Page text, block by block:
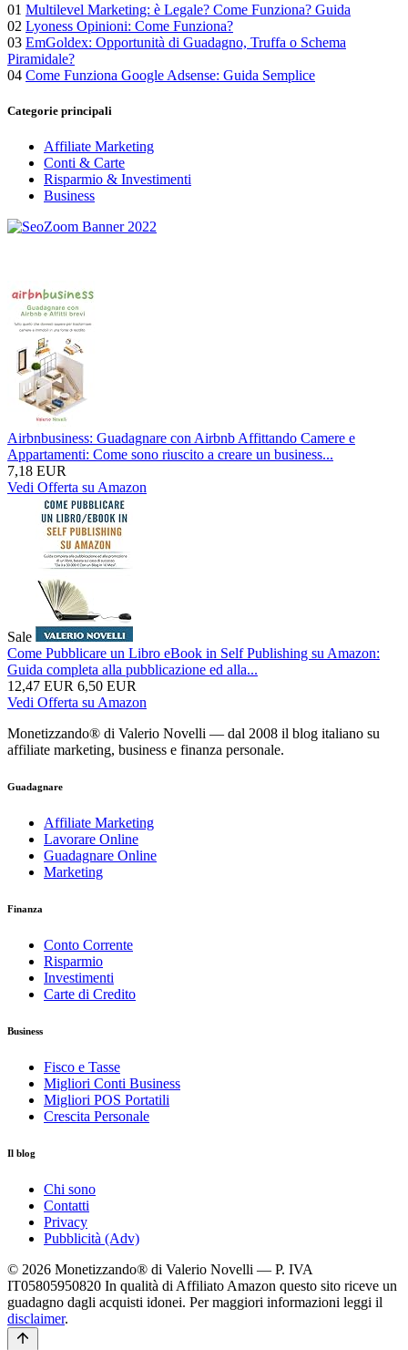
01 Multilevel Marketing: è Legale? Come Funziona? Guida
02 Lyoness Opinioni: Come Funziona?
03 EmGoldex: Opportunità di Guadagno, Truffa o Schema
Piramidale?
04 Come Funziona Google Adsense: Guida Semplice
Categorie principali
Affiliate Marketing
Conti & Carte
Risparmio & Investimenti
Business
Airbnbusiness: Guadagnare con Airbnb Affittando Camere e
Appartamenti: Come sono riuscito a creare un business...
7,18 EUR
Vedi Offerta su Amazon
Sale
Come Pubblicare un Libro eBook in Self Publishing su Amazon:
Guida completa alla pubblicazione ed alla...
12,47 EUR 6,50 EUR
Vedi Offerta su Amazon
Monetizzando® di Valerio Novelli — dal 2008 il blog italiano su
affiliate marketing, business e finanza personale.
Guadagnare
Affiliate Marketing
Lavorare Online
Guadagnare Online
Marketing
Finanza
Conto Corrente
Risparmio
Investimenti
Carte di Credito
Business
Fisco e Tasse
Migliori Conti Business
Migliori POS Portatili
Crescita Personale
Il blog
Chi sono
Contatti
Privacy
Pubblicità (Adv)
© 2026 Monetizzando® di Valerio Novelli — P. IVA
IT05805950820 In qualità di Affiliato Amazon questo sito riceve un
guadagno dagli acquisti idonei. Per maggiori informazioni leggi il
disclaimer.